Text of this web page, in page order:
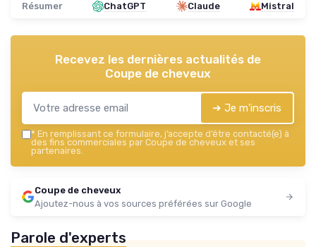
Résumer ChatGPT Claude Mistral
Recevez les dernières actualités de
Coupe de cheveux
➔ Je m'inscris
* En remplissant ce formulaire, j’accepte d’être contacté(e) à
des fins commerciales par Coupe de cheveux et ses
partenaires.
Coupe de cheveux
Ajoutez-nous à vos sources préférées sur Google
Parole d'experts